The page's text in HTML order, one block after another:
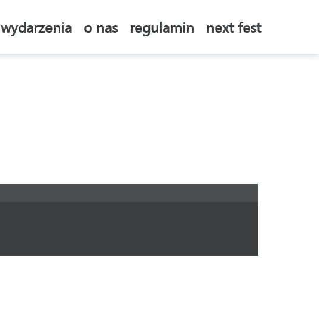
wydarzenia o nas regulamin next fest